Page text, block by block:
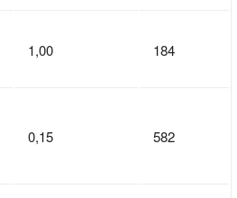
1,00 184
0,15 582